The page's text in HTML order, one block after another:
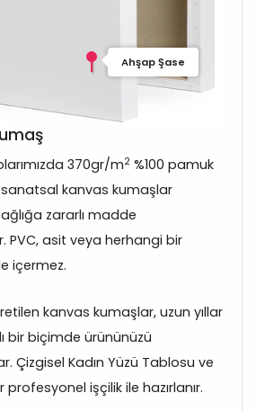
Ahşap Şase
370gr/m2 %100 pamuk
sanatsal kanvas kumaşlar
zararlı madde
PVC, asit veya herhangi bir
içermez.
kanvas kumaşlar, uzun yıllar
bir biçimde ürününüzü
Çizgisel Kadın Yüzü Tablosu ve
işçilik ile hazırlanır.